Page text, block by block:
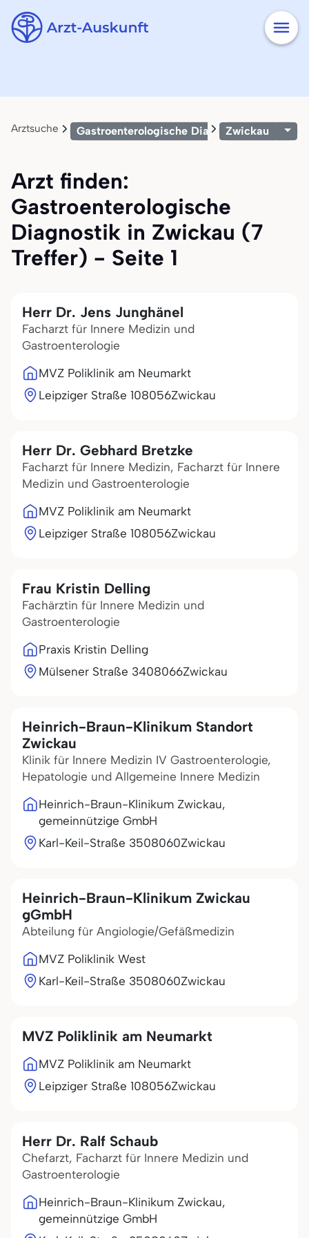
Arztsuche Gastroenterologische DiagnostikZwickau
Arzt finden:
Gastroenterologische
Diagnostik in Zwickau (7
Treffer) - Seite 1
Herr Dr. Jens Junghänel
Facharzt für Innere Medizin und
Gastroenterologie
MVZ Poliklinik am Neumarkt
Leipziger Straße 108056Zwickau
Herr Dr. Gebhard Bretzke
Facharzt für Innere Medizin, Facharzt für Innere
Medizin und Gastroenterologie
MVZ Poliklinik am Neumarkt
Leipziger Straße 108056Zwickau
Frau Kristin Delling
Fachärztin für Innere Medizin und
Gastroenterologie
Praxis Kristin Delling
Mülsener Straße 3408066Zwickau
Heinrich-Braun-Klinikum Standort
Zwickau
Klinik für Innere Medizin IV Gastroenterologie,
Hepatologie und Allgemeine Innere Medizin
Heinrich-Braun-Klinikum Zwickau,
gemeinnützige GmbH
Karl-Keil-Straße 3508060Zwickau
Heinrich-Braun-Klinikum Zwickau
gGmbH
Abteilung für Angiologie/Gefäßmedizin
MVZ Poliklinik West
Karl-Keil-Straße 3508060Zwickau
MVZ Poliklinik am Neumarkt
MVZ Poliklinik am Neumarkt
Leipziger Straße 108056Zwickau
Herr Dr. Ralf Schaub
Chefarzt, Facharzt für Innere Medizin und
Gastroenterologie
Heinrich-Braun-Klinikum Zwickau,
gemeinnützige GmbH